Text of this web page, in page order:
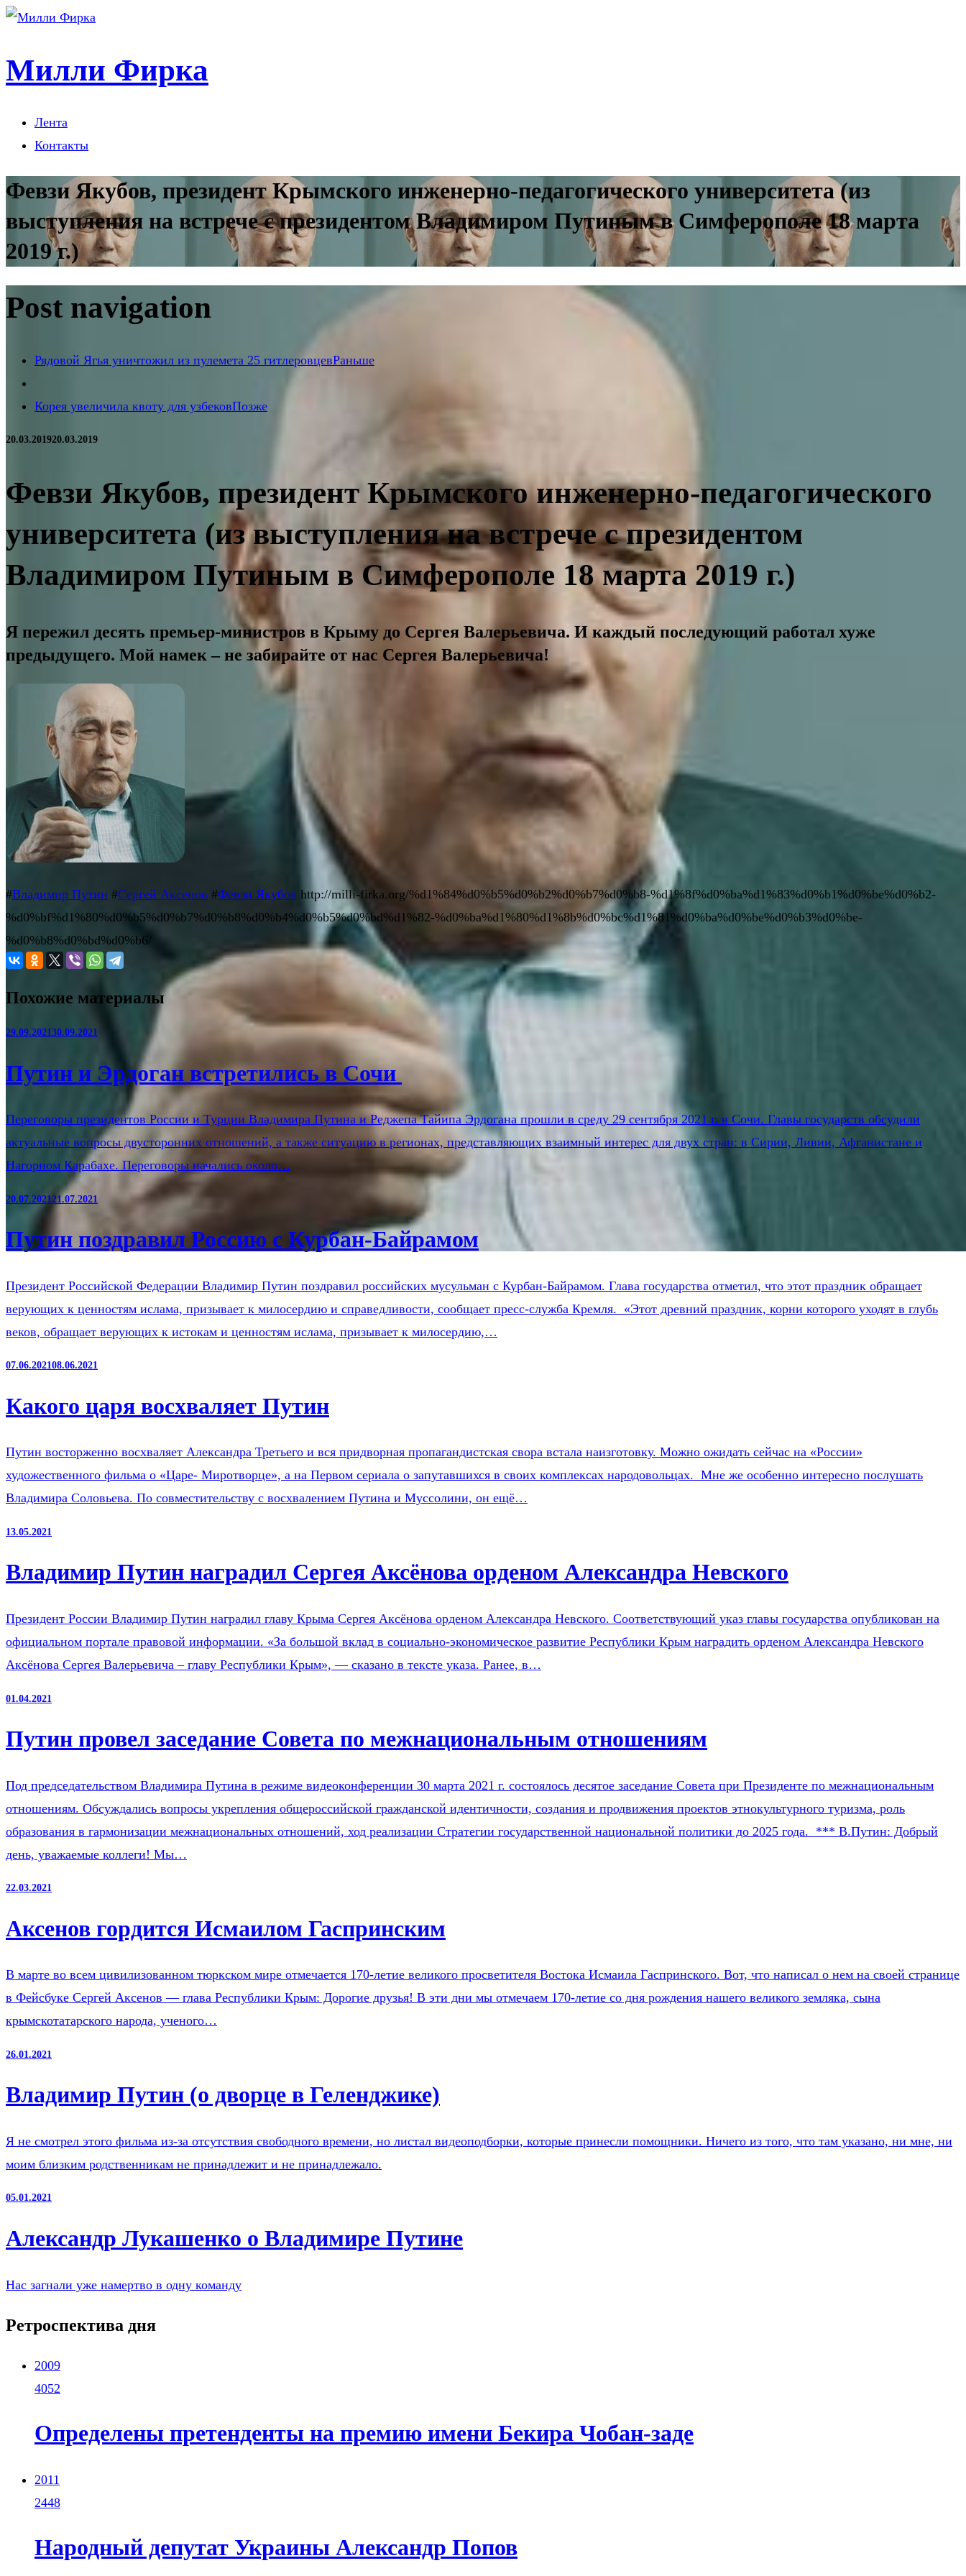
Милли Фирка
Лента
Контакты
Февзи Якубов, президент Крымского инженерно-педагогического университета (из
выступления на встрече с президентом Владимиром Путиным в Симферополе 18 марта
2019 г.)
Post navigation
Рядовой Ягья уничтожил из пулемета 25 гитлеровцевРаньше
Корея увеличила квоту для узбековПозже
20.03.201920.03.2019
Февзи Якубов, президент Крымского инженерно-педагогического
университета (из выступления на встрече с президентом
Владимиром Путиным в Симферополе 18 марта 2019 г.)
Я пережил десять премьер-министров в Крыму до Сергея Валерьевича. И каждый последующий работал хуже
предыдущего. Мой намек – не забирайте от нас Сергея Валерьевича!
#Владимир Путин #Сергей Аксенов #Февзи Якубов http://milli-firka.org/%d1%84%d0%b5%d0%b2%d0%b7%d0%b8-%d1%8f%d0%ba%d1%83%d0%b1%d0%be%d0%b2-
%d0%bf%d1%80%d0%b5%d0%b7%d0%b8%d0%b4%d0%b5%d0%bd%d1%82-%d0%ba%d1%80%d1%8b%d0%bc%d1%81%d0%ba%d0%be%d0%b3%d0%be-
%d0%b8%d0%bd%d0%b6/
Похожие материалы
29.09.202130.09.2021
Путин и Эрдоган встретились в Сочи
Переговоры президентов России и Турции Владимира Путина и Реджепа Тайипа Эрдогана прошли в среду 29 cентября 2021 г. в Сочи. Главы государств обсудили
актуальные вопросы двусторонних отношений, а также ситуацию в регионах, представляющих взаимный интерес для двух стран: в Сирии, Ливии, Афганистане и
Нагорном Карабахе. Переговоры начались около…
20.07.202121.07.2021
Путин поздравил Россию с Курбан-Байрамом
Президент Российской Федерации Владимир Путин поздравил российских мусульман с Курбан-Байрамом. Глава государства отметил, что этот праздник обращает
верующих к ценностям ислама, призывает к милосердию и справедливости, сообщает пресс-служба Кремля. «Этот древний праздник, корни которого уходят в глубь
веков, обращает верующих к истокам и ценностям ислама, призывает к милосердию,…
07.06.202108.06.2021
Какого царя восхваляет Путин
Путин восторженно восхваляет Александра Третьего и вся придворная пропагандистская свора встала наизготовку. Можно ожидать сейчас на «России»
художественного фильма о «Царе- Миротворце», а на Первом сериала о запутавшихся в своих комплексах народовольцах. Мне же особенно интересно послушать
Владимира Соловьева. По совместительству с восхвалением Путина и Муссолини, он ещё…
13.05.2021
Владимир Путин наградил Сергея Аксёнова орденом Александра Невского
Президент России Владимир Путин наградил главу Крыма Сергея Аксёнова орденом Александра Невского. Соответствующий указ главы государства опубликован на
официальном портале правовой информации. «За большой вклад в социально-экономическое развитие Республики Крым наградить орденом Александра Невского
Аксёнова Сергея Валерьевича – главу Республики Крым», — сказано в тексте указа. Ранее, в…
01.04.2021
Путин провел заседание Совета по межнациональным отношениям
Под председательством Владимира Путина в режиме видеоконференции 30 марта 2021 г. состоялось десятое заседание Совета при Президенте по межнациональным
отношениям. Обсуждались вопросы укрепления общероссийской гражданской идентичности, создания и продвижения проектов этнокультурного туризма, роль
образования в гармонизации межнациональных отношений, ход реализации Стратегии государственной национальной политики до 2025 года. *** В.Путин: Добрый
день, уважаемые коллеги! Мы…
22.03.2021
Аксенов гордится Исмаилом Гаспринским
В марте во всем цивилизованном тюркском мире отмечается 170-летие великого просветителя Востока Исмаила Гаспринского. Вот, что написал о нем на своей странице
в Фейсбуке Сергей Аксенов — глава Республики Крым: Дорогие друзья! В эти дни мы отмечаем 170-летие со дня рождения нашего великого земляка, сына
крымскотатарского народа, ученого…
26.01.2021
Владимир Путин (о дворце в Геленджике)
Я не смотрел этого фильма из-за отсутствия свободного времени, но листал видеоподборки, которые принесли помощники. Ничего из того, что там указано, ни мне, ни
моим близким родственникам не принадлежит и не принадлежало.
05.01.2021
Александр Лукашенко о Владимире Путине
Нас загнали уже намертво в одну команду
Ретроспектива дня
2009
4052
Определены претенденты на премию имени Бекира Чобан-заде
2011
2448
Народный депутат Украины Александр Попов